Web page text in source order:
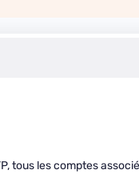
tous les comptes